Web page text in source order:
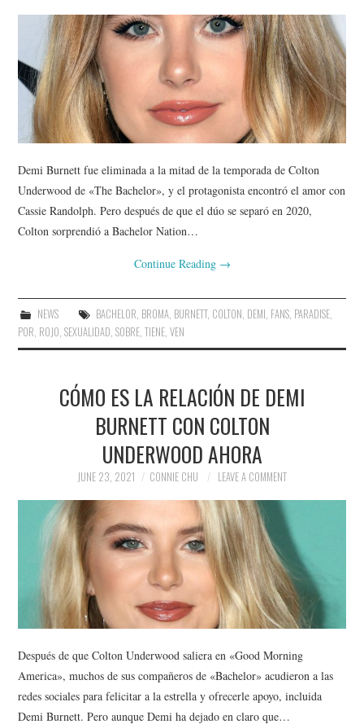
Demi Burnett fue eliminada a la mitad de la temporada de Colton
Underwood de «The Bachelor», y el protagonista encontró el amor con
Cassie Randolph. Pero después de que el dúo se separó en 2020,
Colton sorprendió a Bachelor Nation…
Continue Reading →
NEWS BACHELOR, BROMA, BURNETT, COLTON, DEMI, FANS, PARADISE,
POR, ROJO,SEXUALIDAD,SOBRE,TIENE,VEN
CÓMO ES LA RELACIÓN DE DEMI
BURNETT CON COLTON
UNDERWOOD AHORA
JUNE 23, 2021 CONNIE CHU LEAVE A COMMENT
Después de que Colton Underwood saliera en «Good Morning
America», muchos de sus compañeros de «Bachelor» acudieron a las
redes sociales para felicitar a la estrella y ofrecerle apoyo, incluida
Demi Burnett. Pero aunque Demi ha dejado en claro que…